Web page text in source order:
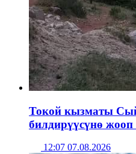
Токой кызматы
билдирүүсүнө
12:07 07.08.2026